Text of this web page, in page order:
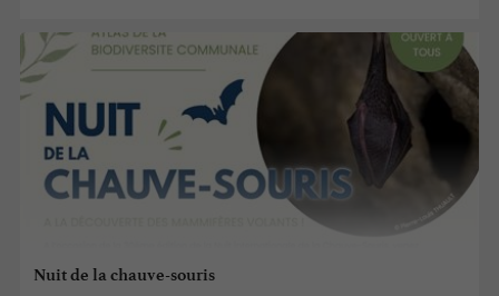
Nuit de la chauve-souris